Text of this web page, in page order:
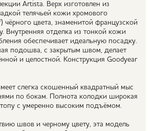
Artista. Верх изготовлен из
телячьей кожи хромового
чёрного цвета, знаменитой французской
Внутренняя отделка из тонкой кожи
обеспечивает идеальную посадку.
подошва, с закрытым швом, делает
и целостной. Конструкция Goodyear
слегка скошенный квадратный мыс
по бокам. Полнота колодки широкая
с умеренно высоким подъёмом.
швов и черному цвету, эта модель